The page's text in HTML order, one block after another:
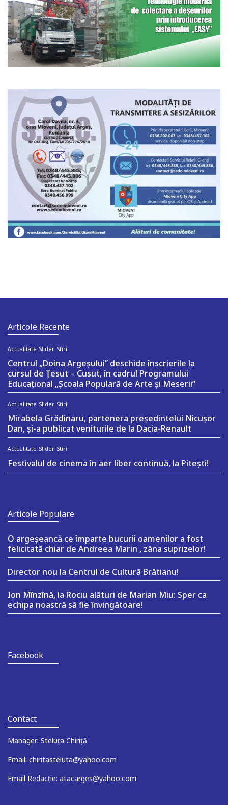
Articole Recente
Actualitate Slider Stiri
Centrul „Doina Argeșului” deschide înscrierile la
cursul de Țesut – Cusut, în cadrul Programului
Educațional „Școala Populară de Arte și Meserii”
Actualitate Slider Stiri
Mirabela Grădinaru, partenera președintelui Nicușor
Dan, și-a publicat veniturile de la Dacia-Renault
Actualitate Slider Stiri
Festivalul de cinema în aer liber continuă, la Pitești!
Articole Populare
O argeşeancă ce împarte bucurii oamenilor a fost
felicitată chiar de Andreea Marin , zâna suprizelor!
Director nou la Centrul de Cultură Brătianu!
Ion Mînzînă, la Rociu alături de Marian Miu: Sper ca
echipa noastră să fie învingătoare!
Facebook
Contact
Manager: Steluța Chiriță
Email: chiritasteluta@yahoo.com
Email Redacție: atacarges@yahoo.com